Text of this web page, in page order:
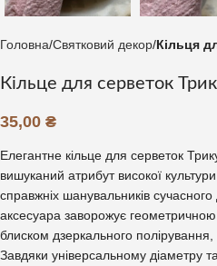
Головна Святковий декор Кільця
Кільце для серветок
35,00 ₴
Елегантне кільце для серветок
вишуканий атрибут високої
справжніх шанувальників
аксесуара заворожує геометричною
блиском дзеркального
Завдяки універсальному діаметру